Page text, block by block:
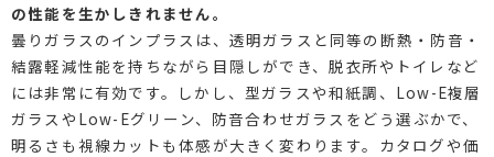
の性能を生かしきれません。
曇りガラスのインプラスは、透明ガラスと同等の断熱・防音・
結露軽減性能を持ちながら目隠しができ、脱衣所やトイレなど
には非常に有効です。しかし、型ガラスや和紙調、Low-E複層
ガラスやLow-Eグリーン、防音合わせガラスをどう選ぶかで、
明るさも視線カットも体感が大きく変わります。カタログや価